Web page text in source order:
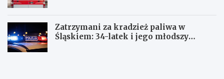
Zatrzymani za kradzież paliwa w
Śląskiem: 34-latek i jego młodszy
J
A